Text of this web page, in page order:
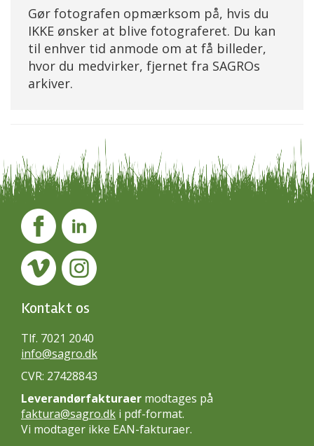
Gør fotografen opmærksom på, hvis du
IKKE ønsker at blive fotograferet. Du kan
til enhver tid anmode om at få billeder,
hvor du medvirker, fjernet fra SAGROs
arkiver.
Kontakt os
Tlf. 7021 2040
info@sagro.dk
CVR: 27428843
Leverandørfakturaer modtages på
faktura@sagro.dk i pdf-format.
Vi modtager ikke EAN-fakturaer.